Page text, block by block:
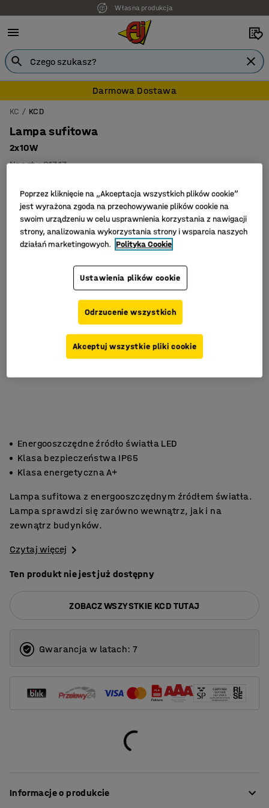
Własna produkcja
Darmowa Dostawa
KC KCD
Lampa sufitowa
2x10W
Nr art.:91313
Energooszczędne źródło światła LED
Klasa bezpieczeństwa IP65
Klasa energetyczna A+
Lampa sufitowa z energooszczędnym źródłem światła.
Lampa sprawdzi się zarówno wewnątrz, jak i na
zewnątrz budynków.
Czytaj więcej
Ten produkt nie jest już dostępny
ZOBACZ WSZYSTKIE KCD TUTAJ
Gwarancja w latach: 7
Informacje o produkcie
Poprzez kliknięcie na „Akceptacja wszystkich plików cookie”
jest wyrażona zgoda na przechowywanie plików cookie na
swoim urządzeniu w celu usprawnienia korzystania z nawigacji
strony, analizowania wykorzystania strony i wsparcia naszych
działań marketingowych. Polityka Cookie
Ustawienia plików cookie
Odrzucenie wszystkich
Akceptuj wszystkie pliki cookie